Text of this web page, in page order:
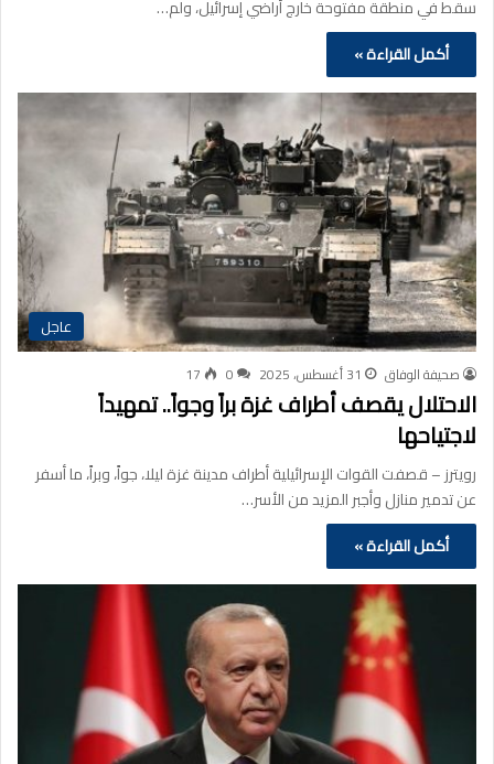
سقط في منطقة مفتوحة خارج أراضي إسرائيل، ولم…
أكمل القراءة »
عاجل
صحيفة الوفاق 31 أغسطس، 2025 0
17
الاحتلال يقصف أطراف غزة براً وجواً.. تمهيداً
لاجتياحها
رويترز – قصفت القوات الإسرائيلية أطراف مدينة غزة ليلا، جواً، وبراً، ما أسفر
عن تدمير منازل وأجبر المزيد من الأسر…
أكمل القراءة »